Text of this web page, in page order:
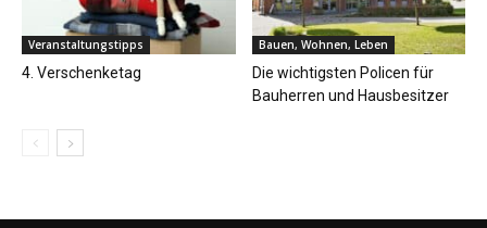
Veranstaltungstipps
4. Verschenketag
Bauen, Wohnen, Leben
Die wichtigsten Policen für
Bauherren und Hausbesitzer